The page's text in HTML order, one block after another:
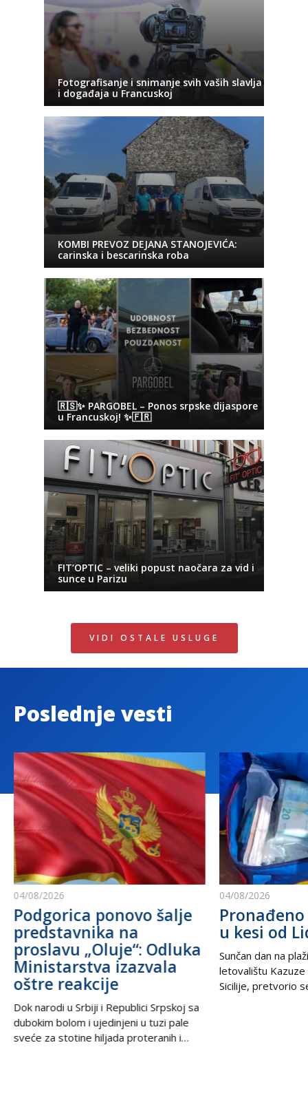
Fotografisanje i snimanje svih vaših slavlja
i događaja u Francuskoj
KOMBI PREVOZ DEJANA STANOJEVIĆA:
carinska i bescarinska roba
🇷🇸✨ PARGOBEL – Ponos srpske dijaspore
u Francuskoj! ✨🇫🇷
FIT’OPTIC – veliki popust naočara za vid i
sunce u Parizu
VIDI OSTALE USLUGE
Poslednje vesti
04/08/2026
Podgorica ponovo šalje
predstavnika na
proslavu „Oluje“: Odluka
Ministarstva izazvala
oštre reakcije
Dok narodi u Srbiji i Republici Srpskoj sa
dubokim bolom i ujedinjeni u tuzi pale
sveće za stotine hiljada proteranih i
04/08/2026
Pronađeno
u kesi od
Sunčan dan na
letovalištu Kazuze
Sicilije, pretvorio